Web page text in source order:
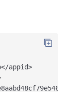
appid>